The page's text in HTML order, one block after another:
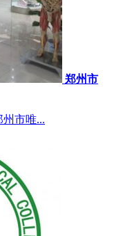
郑州市
市唯...